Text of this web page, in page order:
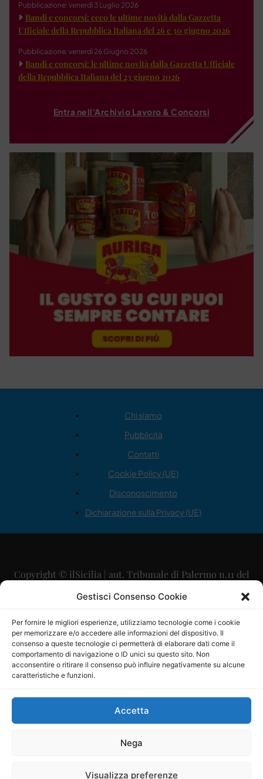
Gestisci Consenso Cookie
Per fornire le migliori esperienze, utilizziamo tecnologie come i cookie
per memorizzare e/o accedere alle informazioni del dispositivo. Il
consenso a queste tecnologie ci permetterà di elaborare dati come il
comportamento di navigazione o ID unici su questo sito. Non
acconsentire o ritirare il consenso può influire negativamente su alcune
caratteristiche e funzioni.
Accetta
Nega
Visualizza preferenze
Pubblicazione: venerdì 3 Luglio 2026
Bandi e concorsi: ecco le ultime novità dalla Gazzetta
Ufficiale della Repubblica Italiana del 26 e 30 giugno 2026
Pubblicazione: venerdì 26 Giugno 2026
Bandi e concorsi: le ultime novità dalla Gazzetta Ufficiale
della Repubblica Italiana del 23 giugno 2026
Entra nell'Archivio Lavoro & Concorsi
Chi siamo
Pubblicità
Contatti
Cookie Policy (UE)
Disconoscimento
Dichiarazione sulla Privacy (UE)
Copyright © ilSicilia | aut. Tribunale di Palermo n.11 del
29/09/2015
Direttore Editoriale: Maurizio Scaglione
Direttore Responsabile: Maria Calabrese
P.IVA: 06334930820
Mercurio Comunicazione Società Cooperativa a r.l. è
iscritta al Registro degli Operatori di Comunicazione al